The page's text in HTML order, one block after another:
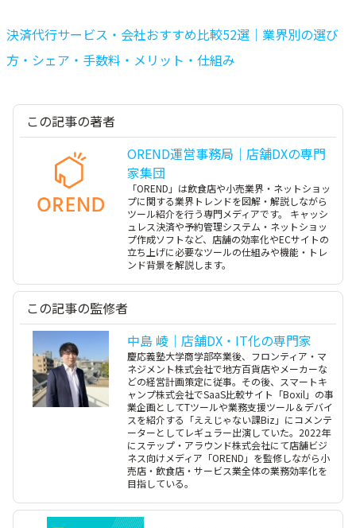
決済代行サービス・会社おすすめ比較52選｜業界別の選び
方・シェア・手数料・メリット・仕組み
この記事の著者
OREND運営事務局｜店舗DXの専門
家集団
「OREND」は飲食店や小売業界・ネットショッ
プに関する業界トレンドを図解・解説しながら
ツール紹介を行う専門メディアです。 キャッシ
ュレス決済や予約管理システム・ネットショッ
プ作成ソフトなど、店舗の効率化やECサイトの
立ち上げに必要なツールの仕組みや機能・トレ
ンド背景を解説します。
この記事の監修者
中島 崚｜店舗DX・IT化の専門家
慶応義塾大学商学部卒業後、フロンティア・マ
ネジメント株式会社で地方百貨店やメーカーな
どの経営計画策定に従事。その後、スマートキ
ャンプ株式会社でSaaS比較サイト「Boxil」の事
業企画としてTツールや業務支援ツール＆デバイ
スを紹介する「ええじゃない課Biz」にコメンテ
ーターとしてレギュラー出演していた。2022年
にステップ・アラウンド株式会社にて店舗ビジ
ネス向けメディア「OREND」を監修しながら小
売店・飲食店・サービス業全体の業務効率化を
目指している。